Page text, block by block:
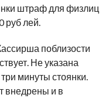
штраф для физлиц
руб лей.
поблизости
Не указана
минуты стоянки.
внедрены и в